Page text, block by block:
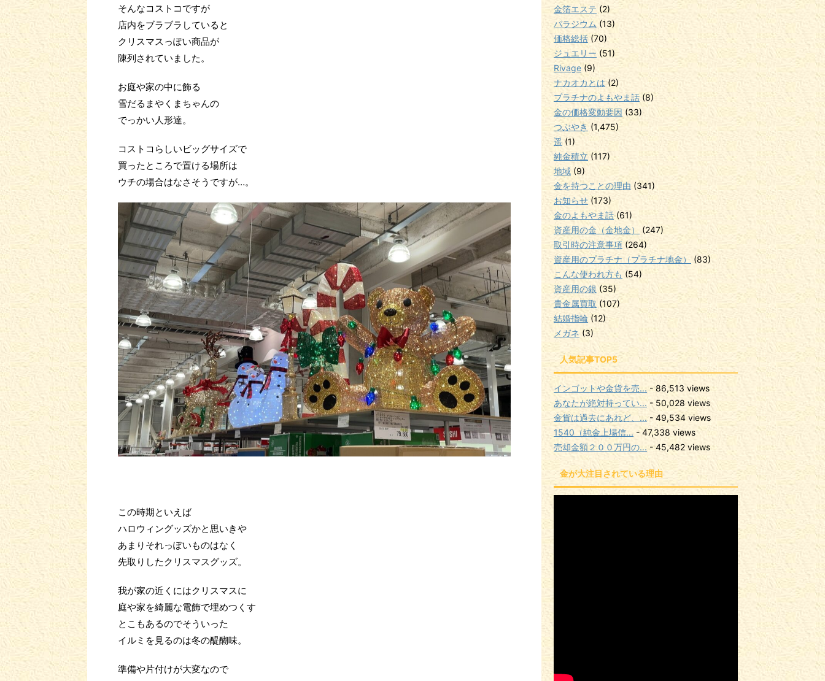
そんなコストコですが
店内をブラブラしていると
クリスマスっぽい商品が
陳列されていました。
お庭や家の中に飾る
雪だるまやくまちゃんの
でっかい人形達。
コストコらしいビッグサイズで
買ったところで置ける場所は
ウチの場合はなさそうですが…。
この時期といえば
ハロウィングッズかと思いきや
あまりそれっぽいものはなく
先取りしたクリスマスグッズ。
我が家の近くにはクリスマスに
庭や家を綺麗な電飾で埋めつくす
とこもあるのでそういった
イルミを見るのは冬の醍醐味。
準備や片付けが大変なので
金箔エステ (2)
パラジウム (13)
価格総括 (70)
ジュエリー (51)
Rivage (9)
ナカオカとは(2)
プラチナのよもやま話 (8)
金の価格変動要因 (33)
つぶやき (1,475)
遥 (1)
純金積立 (117)
地域 (9)
金を持つことの理由 (341)
お知らせ (173)
金のよもやま話(61)
資産用の金（金地金）
(247)
取引時の注意事項 (264)
資産用のプラチナ（プラチナ地金）
(83)
こんな使われ方も (54)
資産用の銀 (35)
貴金属買取 (107)
結婚指輪 (12)
メガネ (3)
人気記事TOP5
インゴットや金貨を売... - 86,513 views
あなたが絶対持ってい... - 50,028 views
金貨は過去にあれど、... - 49,534 views
1540（純金上場信... - 47,338 views
売却金額２００万円の... - 45,482 views
金が大注目されている理由